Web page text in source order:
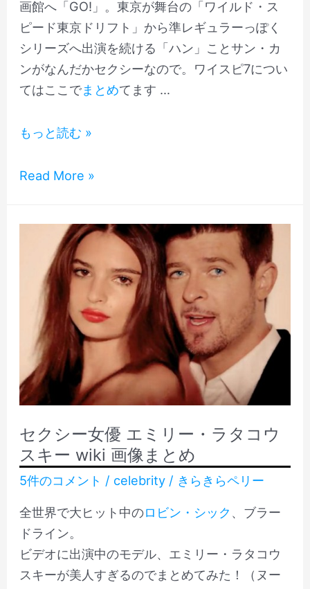
に
も
オ
ス
メ
の
勉
強
に
も
ス
メ
画館へ「GO!」。東京が舞台の「ワイルド・ス
ピード東京ドリフト」から準レギュラーっぽく
シリーズへ出演を続ける「ハン」ことサン・カ
ンがなんだかセクシーなので。ワイスピ7につい
てはここでまとめてます …
「ハ
さ
ド・
ド
シ
ー
ズ
に
出
演
の
サ
もっと読む »
「ハ
ん！！」
ド・
ピ
ー
シ
リ
ー
ズ
に
出
演
Read More »
セクシー女優 エミリー・ラタコウ
スキー wiki 画像まとめ
5件のコメント / celebrity / きらきらペリー
全世界で大ヒット中のロビン・シック 、ブラー
ドライン。
ビデオに出演中のモデル、エミリー・ラタコウ
スキーが美人すぎるのでまとめてみた！（ヌー